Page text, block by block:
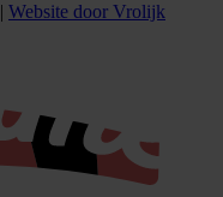
Website door Vrolijk